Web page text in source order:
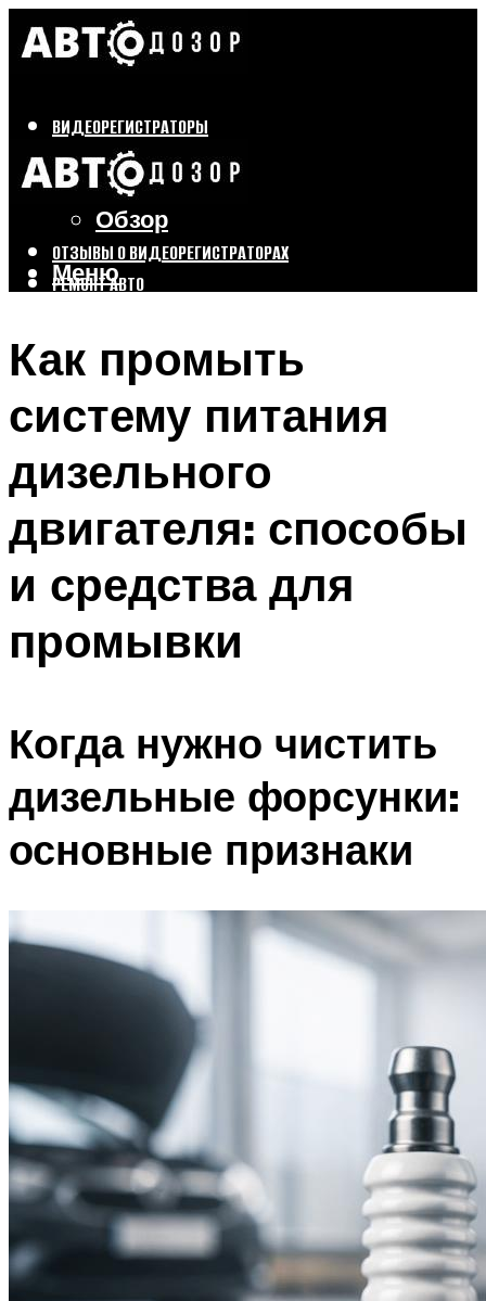
ВИДЕОРЕГИСТРАТОРЫ
Бренды
Выбор
Обзор
ОТЗЫВЫ О ВИДЕОРЕГИСТРАТОРАХ
РЕМОНТ АВТО
Меню
Как промыть
систему питания
дизельного
двигателя: способы
и средства для
промывки
Когда нужно чистить
дизельные форсунки:
основные признаки